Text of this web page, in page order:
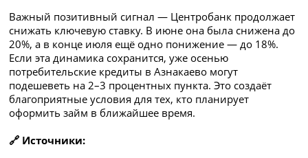
Важный позитивный сигнал — Центробанк продолжает
снижать ключевую ставку. В июне она была снижена до
20%, а в конце июля ещё одно понижение — до 18%.
Если эта динамика сохранится, уже осенью
потребительские кредиты в Азнакаево могут
подешеветь на 2–3 процентных пункта. Это создаёт
благоприятные условия для тех, кто планирует
оформить займ в ближайшее время.
🔗 Источники: